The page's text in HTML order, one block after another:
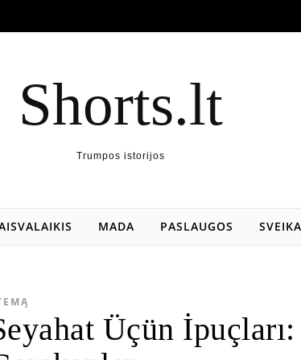
Shorts.lt
Trumpos istorijos
MADA PASLAUGOS
Üçün İpuçları: